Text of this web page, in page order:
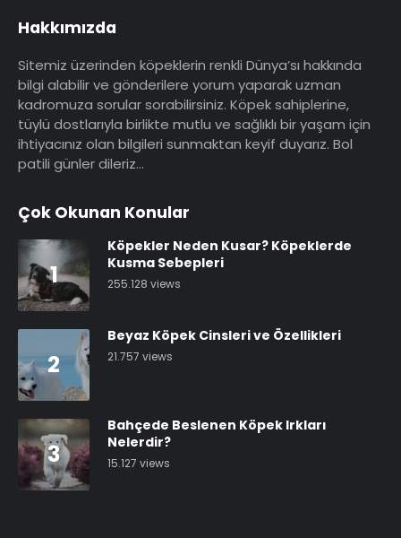
Hakkımızda
Sitemiz üzerinden köpeklerin renkli Dünya’sı hakkında
bilgi alabilir ve gönderilere yorum yaparak uzman
kadromuza sorular sorabilirsiniz. Köpek sahiplerine,
tüylü dostlarıyla birlikte mutlu ve sağlıklı bir yaşam için
ihtiyacınız olan bilgileri sunmaktan keyif duyarız. Bol
patili günler dileriz…
Çok Okunan Konular
1
Köpekler Neden Kusar? Köpeklerde
Kusma Sebepleri
255.128 views
2
Beyaz Köpek Cinsleri ve Özellikleri
21.757 views
3
Bahçede Beslenen Köpek Irkları
Nelerdir?
15.127 views